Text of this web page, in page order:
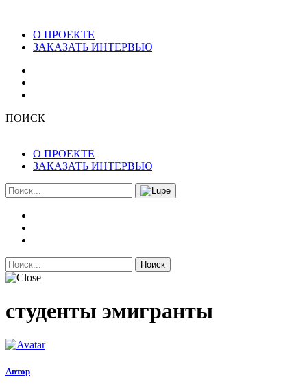
О ПРОЕКТЕ
ЗАКАЗАТЬ ИНТЕРВЬЮ
ПОИСК
О ПРОЕКТЕ
ЗАКАЗАТЬ ИНТЕРВЬЮ
Поиск
студенты эмигранты
Автор